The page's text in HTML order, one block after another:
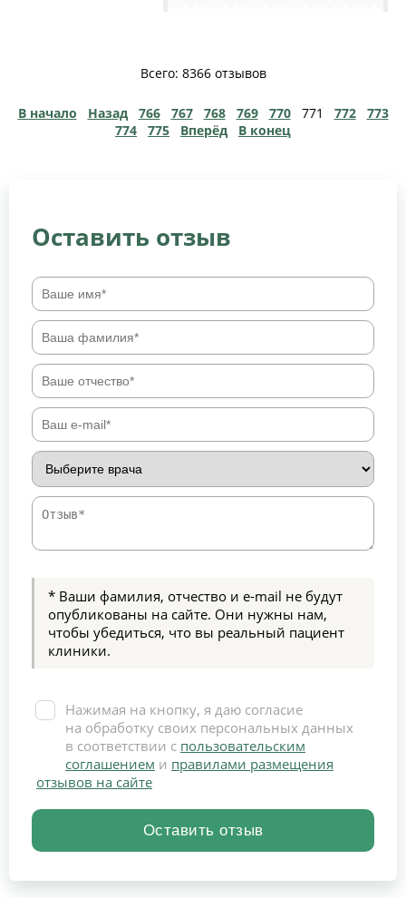
Всего: 8366 отзывов
В начало Назад 766 767 768 769 770 771 772
773
774
775 Вперёд В конец
Оставить отзыв
* Ваши фамилия, отчество и e-mail не будут
опубликованы на сайте. Они нужны нам,
чтобы убедиться, что вы реальный пациент
клиники.
Нажимая на кнопку, я даю согласие
на обработку своих персональных данных
в соответствии с пользовательским
соглашением и правилами размещения
отзывов на сайте